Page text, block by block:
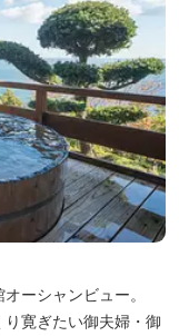
ーシャンビュー。
寛ぎたい御夫婦・御